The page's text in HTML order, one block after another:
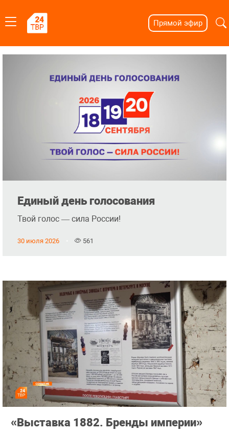
Прямой эфир
Единый день голосования
Твой голос — сила России!
30 июля 2026 561
«Выставка 1882. Бренды империи»